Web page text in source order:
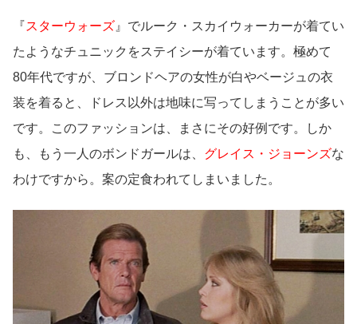
『スターウォーズ 』でルーク・スカイウォーカーが着てい
たようなチュニックをステイシーが着ています。極めて
80年代ですが、ブロンドヘアの女性が白やベージュの衣
装を着ると、ドレス以外は地味に写ってしまうことが多い
です。このファッションは、まさにその好例です。しか
も、もう一人のボンドガールは、 グレイス・ジョーンズな
わけですから。案の定食われてしまいました。